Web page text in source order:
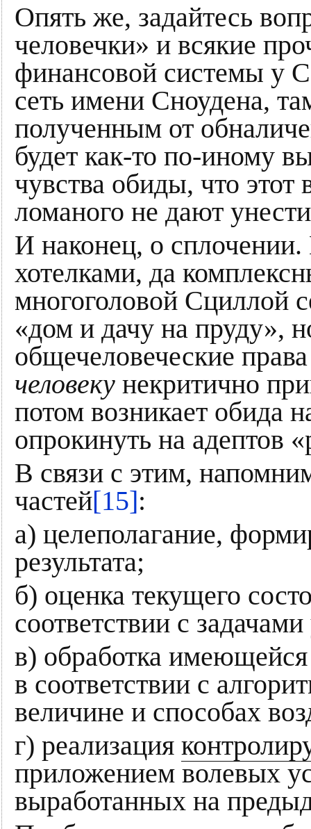
Опять же, задайтесь
человечки» и всякие
финансовой системы у
сеть имени Сноудена,
полученным от
будет как-то по-иному
чувства обиды, что
ломаного не дают
И наконец, о
хотелками, да
многоголовой Сциллой
«дом и дачу на пруду»,
общечеловеческие
человеку некритично
потом возникает обида
опрокинуть на адептов
В связи с этим,
частей[15]:
а) целеполагание,
результата;
б) оценка текущего
соответствии с
в) обработка
в соответствии с
величине и способах
г) реализация
приложением волевых
выработанных на